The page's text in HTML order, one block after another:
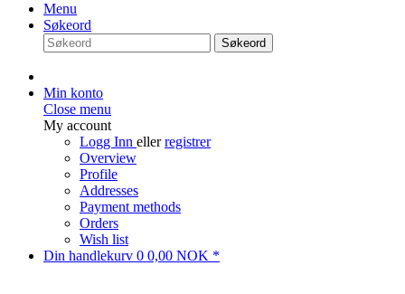
Menu
Søkeord
Søkeord
Min konto
Close menu
My account
Logg Inn ellerregistrer
Overview
Profile
Addresses
Payment methods
Orders
Wish list
Din handlekurv 0 0,00 NOK *